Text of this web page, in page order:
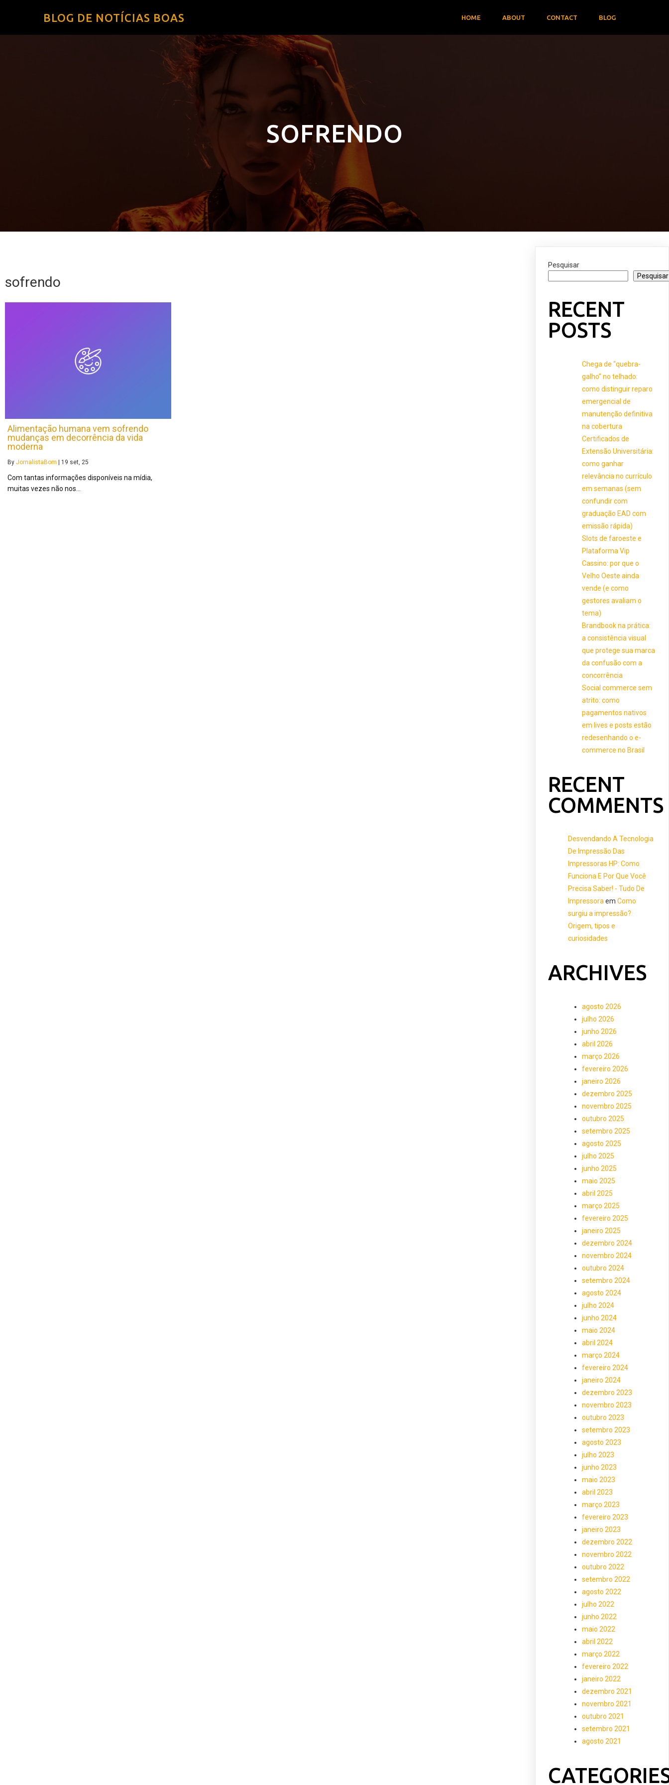
BLOG DE NOTÍCIAS BOAS HOME ABOUT CONTACT BLOG
SOFRENDO
sofrendo
Alimentação humana vem sofrendo
mudanças em decorrência da vida
moderna
By JornalistaBom | 19 set, 25
Com tantas informações disponíveis na mídia,
muitas vezes não nos…
Pesquisar
Pesquisar
RECENT
POSTS
Chega de “quebra-
galho” no telhado:
como distinguir reparo
emergencial de
manutenção definitiva
na cobertura
Certificados de
Extensão Universitária:
como ganhar
relevância no currículo
em semanas (sem
confundir com
graduação EAD com
emissão rápida)
Slots de faroeste e
Plataforma Vip
Cassino: por que o
Velho Oeste ainda
vende (e como
gestores avaliam o
tema)
Brandbook na prática:
a consistência visual
que protege sua marca
da confusão com a
concorrência
Social commerce sem
atrito: como
pagamentos nativos
em lives e posts estão
redesenhando o e-
commerce no Brasil
RECENT
COMMENTS
Desvendando A Tecnologia
De Impressão Das
Impressoras HP: Como
Funciona E Por Que Você
Precisa Saber! - Tudo De
ImpressoraemComo
surgiu a impressão?
Origem, tipos e
curiosidades
ARCHIVES
agosto 2026
julho 2026
junho 2026
abril 2026
março 2026
fevereiro 2026
janeiro 2026
dezembro 2025
novembro 2025
outubro 2025
setembro 2025
agosto 2025
julho 2025
junho 2025
maio 2025
abril 2025
março 2025
fevereiro 2025
janeiro 2025
dezembro 2024
novembro 2024
outubro 2024
setembro 2024
agosto 2024
julho 2024
junho 2024
maio 2024
abril 2024
março 2024
fevereiro 2024
janeiro 2024
dezembro 2023
novembro 2023
outubro 2023
setembro 2023
agosto 2023
julho 2023
junho 2023
maio 2023
abril 2023
março 2023
fevereiro 2023
janeiro 2023
dezembro 2022
novembro 2022
outubro 2022
setembro 2022
agosto 2022
julho 2022
junho 2022
maio 2022
abril 2022
março 2022
fevereiro 2022
janeiro 2022
dezembro 2021
novembro 2021
outubro 2021
setembro 2021
agosto 2021